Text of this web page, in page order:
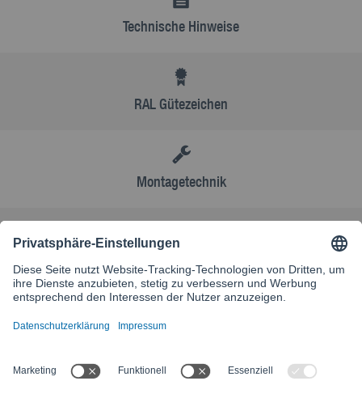
Technische Hinweise
RAL Gütezeichen
Montagetechnik
Kontakt